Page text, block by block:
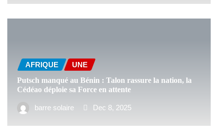
AFRIQUE
UNE
Putsch manqué au Bénin : Talon rassure la nation, la
Cédéao déploie sa Force en attente
barre solaire Dec 8, 2025